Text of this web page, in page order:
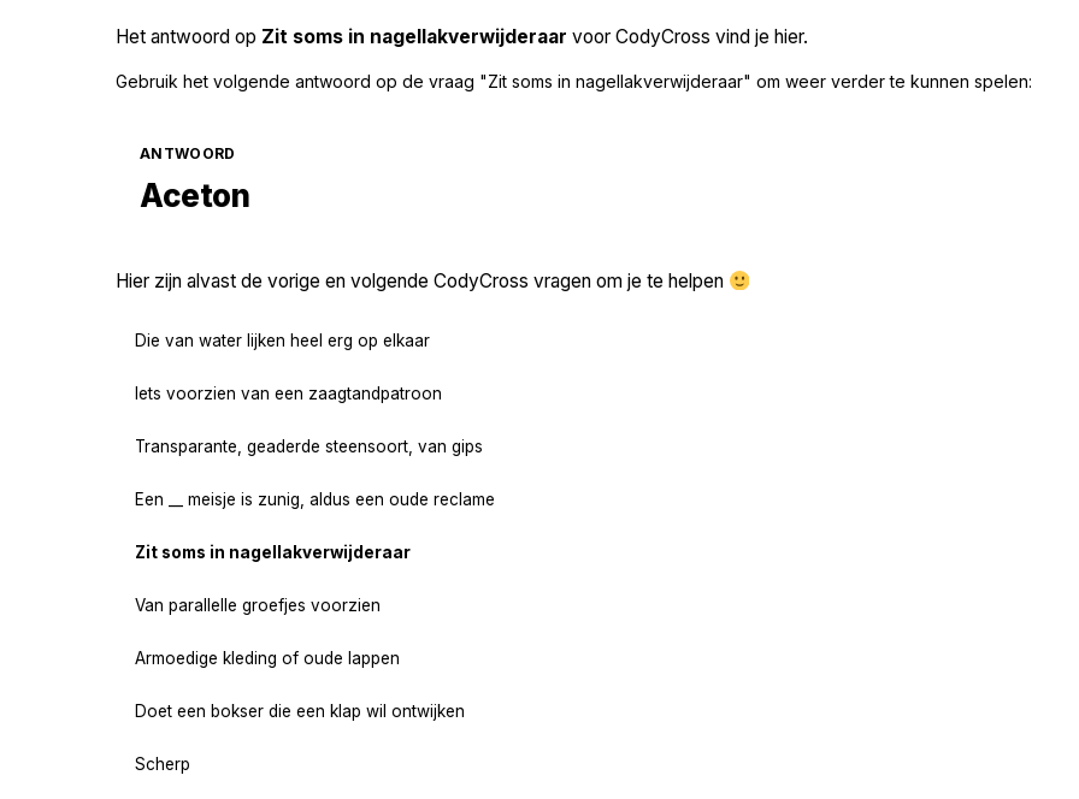
Het antwoord op Zit soms in nagellakverwijderaar voor CodyCross vind je hier.
Gebruik het volgende antwoord op de vraag "Zit soms in nagellakverwijderaar" om weer verder te kunnen spelen:
ANTWOORD
Aceton
Hier zijn alvast de vorige en volgende CodyCross vragen om je te helpen
Die van water lijken heel erg op elkaar
Iets voorzien van een zaagtandpatroon
Transparante, geaderde steensoort, van gips
Een __ meisje is zunig, aldus een oude reclame
Zit soms in nagellakverwijderaar
Van parallelle groefjes voorzien
Armoedige kleding of oude lappen
Doet een bokser die een klap wil ontwijken
Scherp